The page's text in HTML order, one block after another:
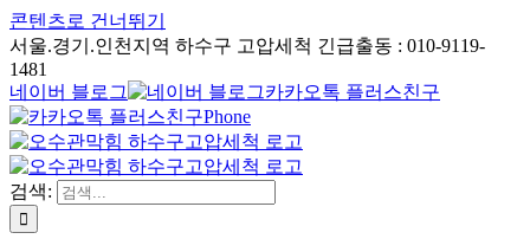
콘텐츠로 건너뛰기
서울.경기.인천지역 하수구 고압세척 긴급출동 : 010-9119-
1481
네이버 블로그
카카오톡 플러스친구
Phone
검색: